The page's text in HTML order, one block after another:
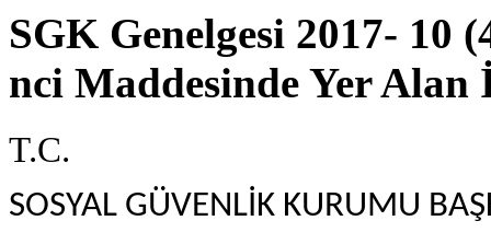
SGK Genelgesi 2017- 10
nci Maddesinde Yer Alan
T.C.
SOSYAL GÜVENLİK KURUMU